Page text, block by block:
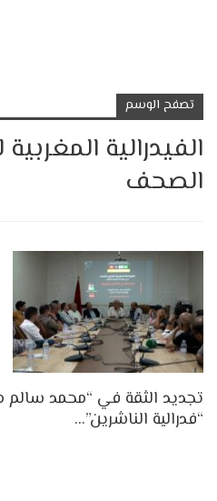
تصفح الوسم
الفيدرالية
الصحف
تجديد الثقة في “محمد سالم
“فدرالية الناشرين”…